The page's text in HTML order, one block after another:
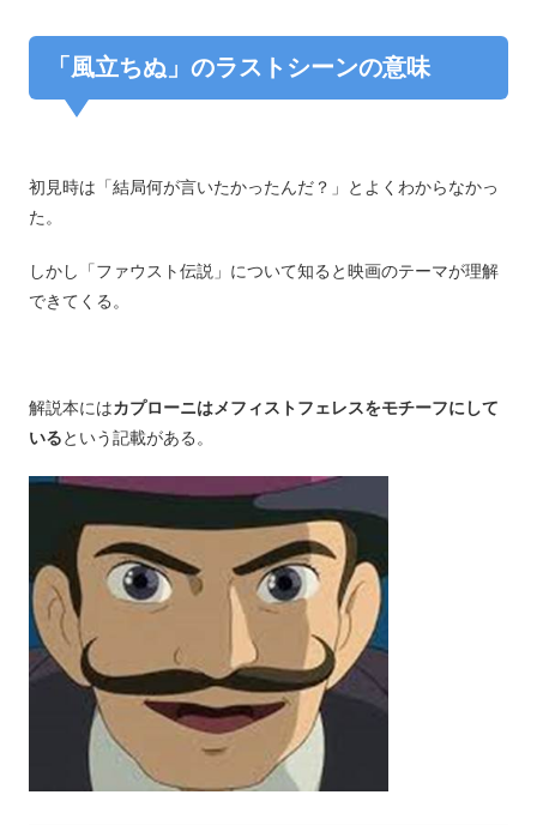
「風立ちぬ」のラストシーンの意味
初見時は「結局何が言いたかったんだ？」とよくわからなかっ
た。
しかし「ファウスト伝説」について知ると映画のテーマが理解
できてくる。
解説本にはカプローニはメフィストフェレスをモチーフにして
いるという記載がある。